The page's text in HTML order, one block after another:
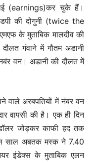
(earnings)कर चुके हैं।
की दोगुनी (twice the
के मुताबिक मालदीव की
गंवाने में गौतम अडानी
वन। अडानी की दौलत में
वाले अरबपतियों में नंबर वन
वापसी की है। एक ही दिन
जोड़कर काफी हद तक
साल अबतक मस्क ने 7.40
इंडेक्स के मुताबिक एलन